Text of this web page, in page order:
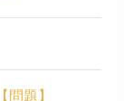
題】